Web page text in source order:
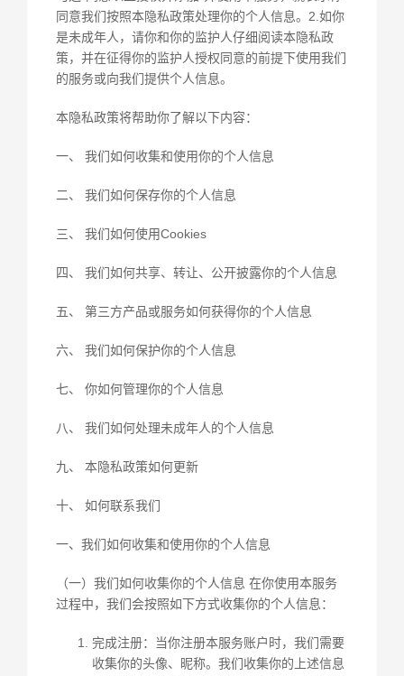
同意我们按照本隐私政策处理你的个人信息。2.如你
是未成年人，请你和你的监护人仔细阅读本隐私政
策，并在征得你的监护人授权同意的前提下使用我们
的服务或向我们提供个人信息。
本隐私政策将帮助你了解以下内容：
一、 我们如何收集和使用你的个人信息
二、 我们如何保存你的个人信息
三、 我们如何使用Cookies
四、 我们如何共享、转让、公开披露你的个人信息
五、 第三方产品或服务如何获得你的个人信息
六、 我们如何保护你的个人信息
七、 你如何管理你的个人信息
八、 我们如何处理未成年人的个人信息
九、 本隐私政策如何更新
十、 如何联系我们
一、我们如何收集和使用你的个人信息
（一）我们如何收集你的个人信息 在你使用本服务
过程中，我们会按照如下方式收集你的个人信息：
完成注册：当你注册本服务账户时，我们需要
收集你的头像、昵称。我们收集你的上述信息